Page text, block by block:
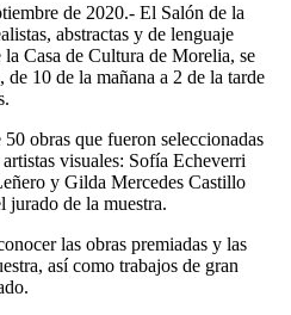
de 2020.- El Salón de la
abstractas y de lenguaje
Casa de Cultura de Morelia, se
10 de la mañana a 2 de la tarde
obras que fueron seleccionadas
visuales: Sofía Echeverri
y Gilda Mercedes Castillo
jurado de la muestra.
las obras premiadas y las
así como trabajos de gran